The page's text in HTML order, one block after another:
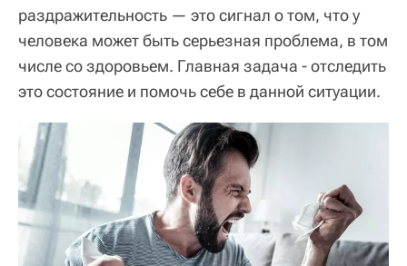
раздражительность — это сигнал о том, что у
человека может быть серьезная проблема, в том
числе со здоровьем. Главная задача - отследить
это состояние и помочь себе в данной ситуации.